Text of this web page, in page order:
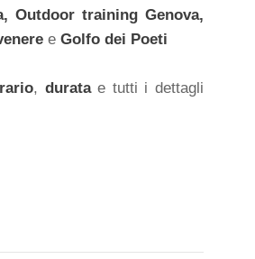
Outdoor trainingGenova,
e Golfo dei Poeti
, duratae tutti i dettagli